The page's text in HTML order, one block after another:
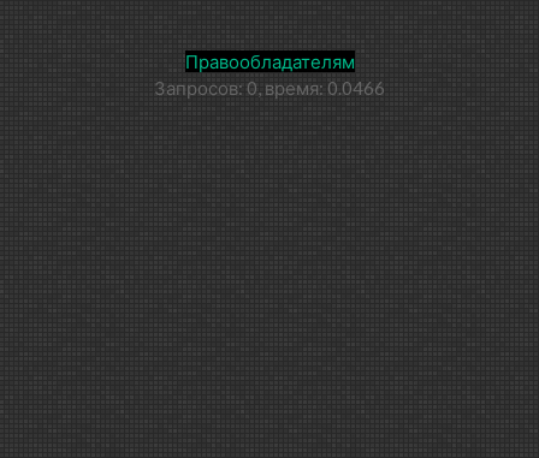
Правообладателям
Запросов: 0, время: 0.0466